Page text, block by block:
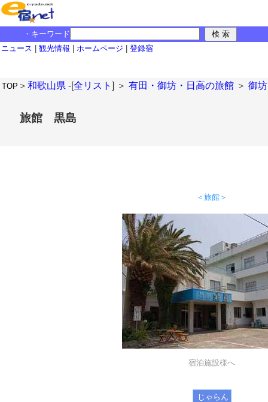
・キーワード
ニュース
観光情報 ホームページ 登録宿
TOP ＞ 和歌山県 -[全リスト ] ＞ 有田・御坊・日高の旅館 ＞ 御
旅館 黒島
＜旅館＞
宿泊施設様へ
じゃらん